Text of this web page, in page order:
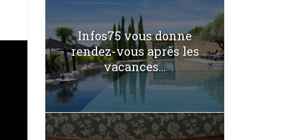
Infos75 vous donne
rendez-vous après les
vacances...